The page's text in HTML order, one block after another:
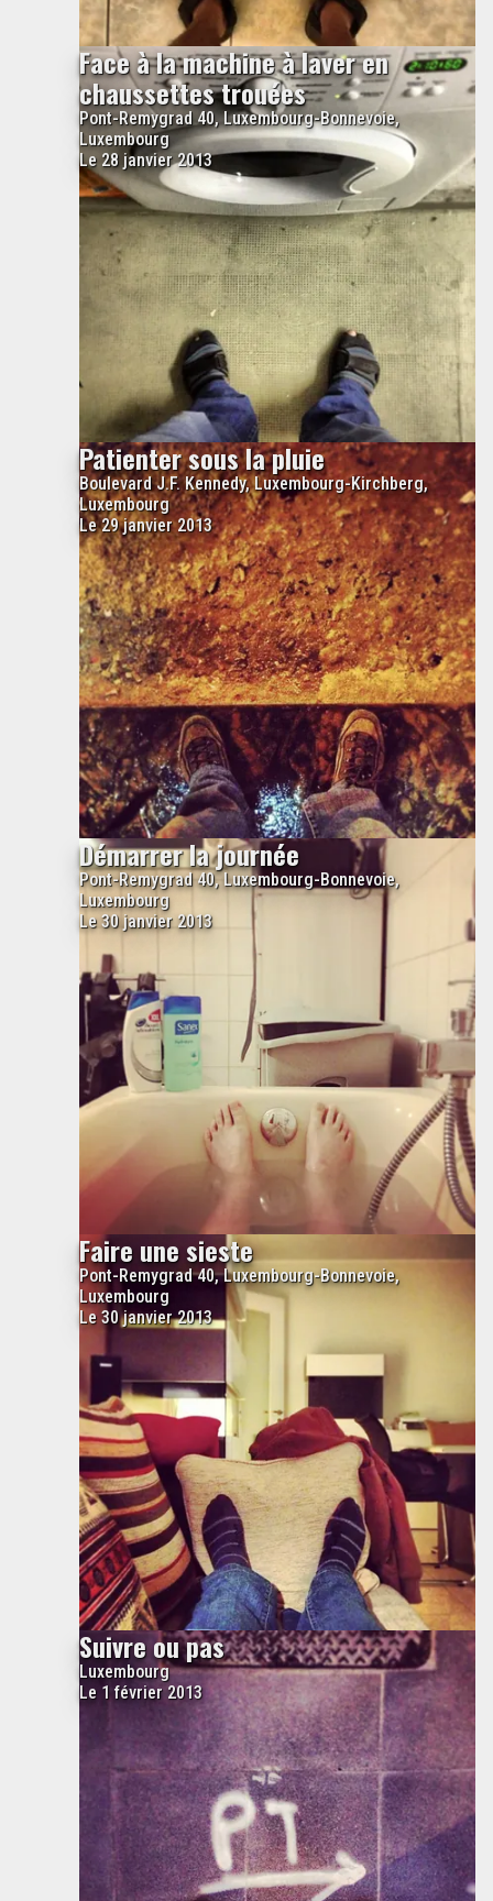
Face à la machine à laver en
chaussettes trouées
Pont-Remygrad 40, Luxembourg-Bonnevoie,
Luxembourg
Le 28 janvier 2013
Patienter sous la pluie
Boulevard J.F. Kennedy, Luxembourg-Kirchberg,
Luxembourg
Le 29 janvier 2013
Démarrer la journée
Pont-Remygrad 40, Luxembourg-Bonnevoie,
Luxembourg
Le 30 janvier 2013
Faire une sieste
Pont-Remygrad 40, Luxembourg-Bonnevoie,
Luxembourg
Le 30 janvier 2013
Suivre ou pas
Luxembourg
Le 1 février 2013